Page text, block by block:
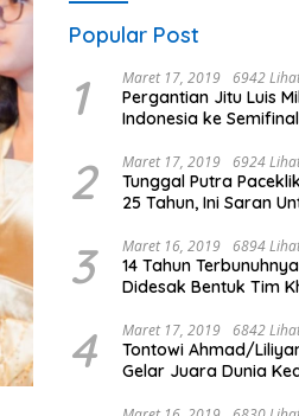
Popular Post
1 Maret 17, 2019 6942
Pergantian Jitu Luis
Indonesia ke Semifinal
2 Maret 17, 2019 6924
Tunggal Putra
25 Tahun, Ini Saran
3 Maret 16, 2019 6894
14 Tahun
Didesak Bentuk Tim
4 Maret 17, 2019 6842
Tontowi Ahmad/
Gelar Juara Dunia